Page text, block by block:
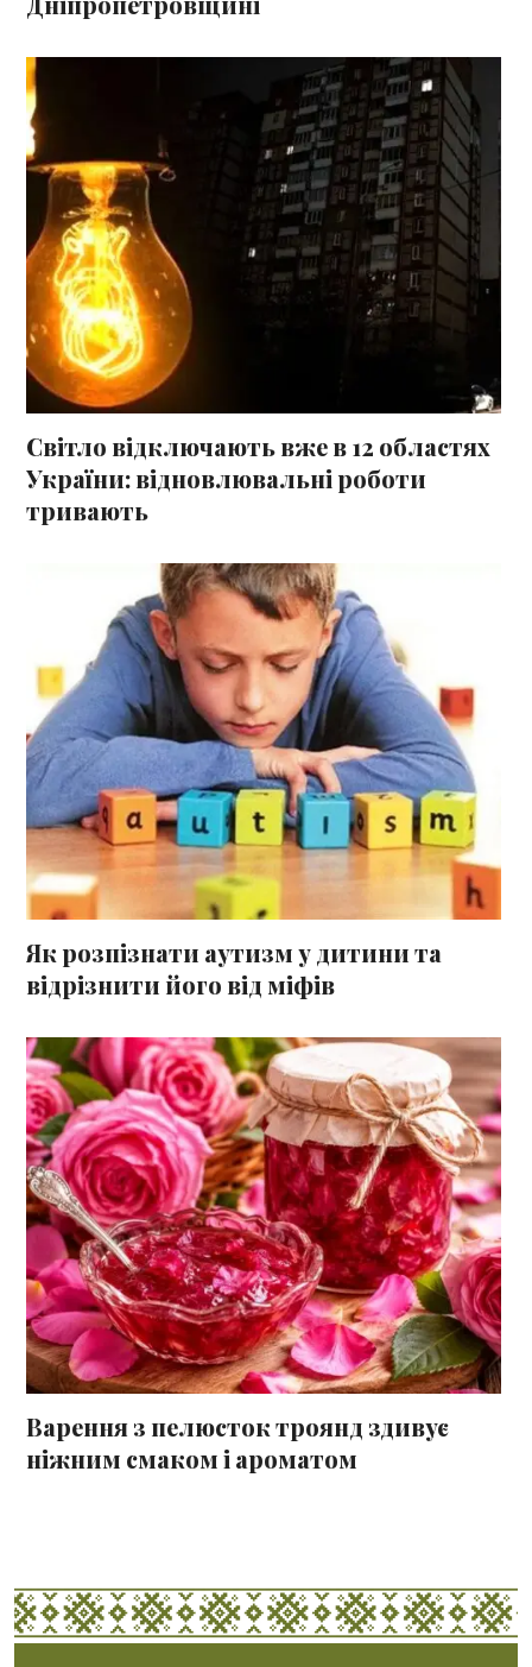
Світло відключають вже в 12 областях
України: відновлювальні роботи
тривають
Як розпізнати аутизм у дитини та
відрізнити його від міфів
Варення з пелюсток троянд здивує
ніжним смаком і ароматом